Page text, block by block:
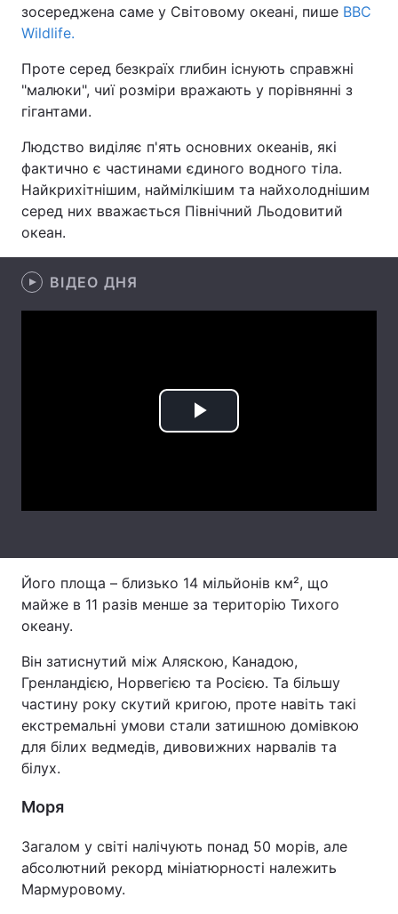
Спорт Наука
Техно і зв'язок Лайт
Зброя Інциденти
Цікавинки Погода
Екологія Регіони
Лонгріди
Відео з Youtube Статті
Вакансії
Тема оформлення
зосереджена саме у Світовому океані, пише BBC
Wildlife.
Проте серед безкраїх глибин існують справжні
"малюки", чиї розміри вражають у порівнянні з
гігантами.
Людство виділяє п'ять основних океанів, які
фактично є частинами єдиного водного тіла.
Найкрихітнішим, наймілкішим та найхолоднішим
серед них вважається Північний Льодовитий
океан.
ВІДЕО ДНЯ
Play
Його площа – близько 14 мільйонів км², що
майже в 11 разів менше за територію Тихого
океану.
Він затиснутий між Аляскою, Канадою,
Гренландією, Норвегією та Росією. Та більшу
частину року скутий кригою, проте навіть такі
екстремальні умови стали затишною домівкою
для білих ведмедів, дивовижних нарвалів та
білух.
Моря
Загалом у світі налічують понад 50 морів, але
абсолютний рекорд мініатюрності належить
Мармуровому.